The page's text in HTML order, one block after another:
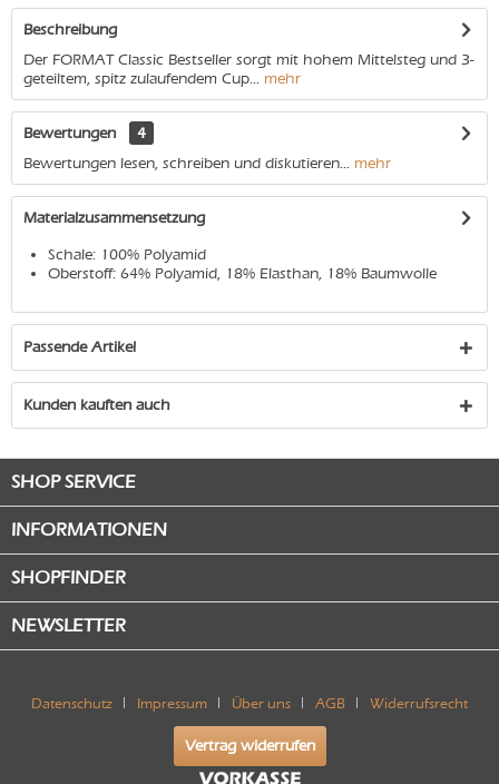
Beschreibung
Der FORMAT Classic Bestseller sorgt mit hohem Mittelsteg und 3-
geteiltem, spitz zulaufendem Cup... mehr
Bewertungen
4
Bewertungen lesen, schreiben und diskutieren... mehr
Materialzusammensetzung
Schale: 100% Polyamid
Oberstoff: 64% Polyamid, 18% Elasthan, 18% Baumwolle
Passende Artikel
Kunden kauften auch
SHOP SERVICE
INFORMATIONEN
SHOPFINDER
NEWSLETTER
Datenschutz Impressum Über uns AGB Widerrufsrecht
Vertrag widerrufen